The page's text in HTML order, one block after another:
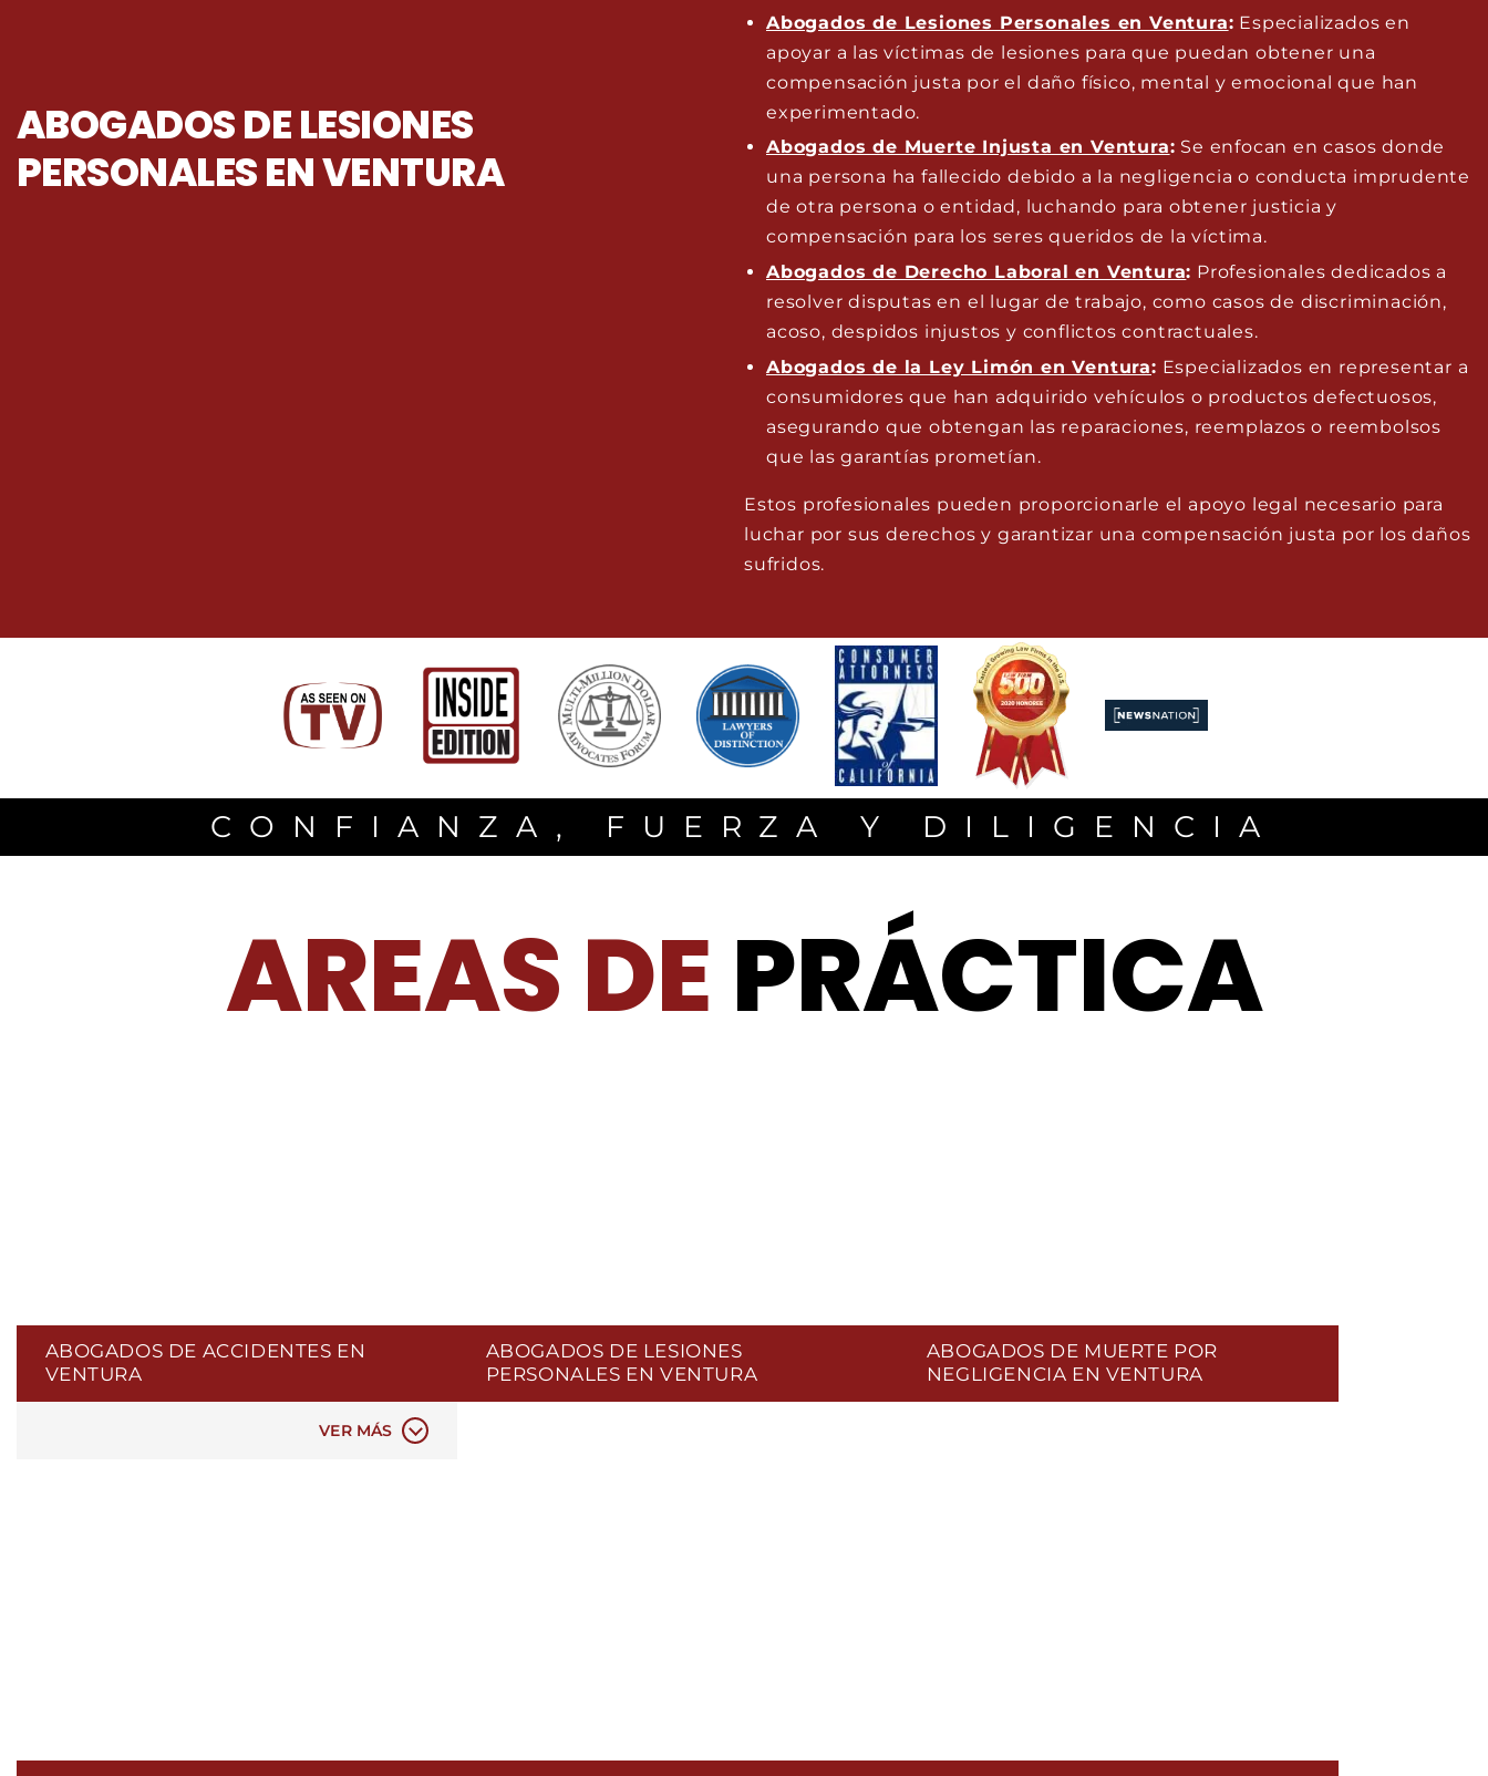
ABOGADOS DE LESIONES
PERSONALES EN VENTURA
Abogados de Lesiones Personales en Ventura: Especializados en
apoyar a las víctimas de lesiones para que puedan obtener una
compensación justa por el daño físico, mental y emocional que han
experimentado.
Abogados de Muerte Injusta en Ventura: Se enfocan en casos donde
una persona ha fallecido debido a la negligencia o conducta imprudente
de otra persona o entidad, luchando para obtener justicia y
compensación para los seres queridos de la víctima.
Abogados de Derecho Laboral en Ventura: Profesionales dedicados a
resolver disputas en el lugar de trabajo, como casos de discriminación,
acoso, despidos injustos y conflictos contractuales.
Abogados de la Ley Limón en Ventura: Especializados en representar a
consumidores que han adquirido vehículos o productos defectuosos,
asegurando que obtengan las reparaciones, reemplazos o reembolsos
que las garantías prometían.
Estos profesionales pueden proporcionarle el apoyo legal necesario para
luchar por sus derechos y garantizar una compensación justa por los daños
sufridos.
CONFIANZA, FUERZA Y DILIGENCIA
AREAS DE PRÁCTICA
ABOGADOS DE ACCIDENTES EN
VENTURA
VER MÁS
ABOGADOS DE LESIONES
PERSONALES EN VENTURA
ABOGADOS DE MUERTE POR
NEGLIGENCIA EN VENTURA